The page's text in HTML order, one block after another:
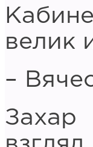
велик
–